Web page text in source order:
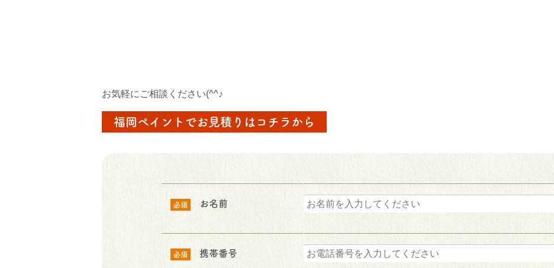
お気軽にご相談ください(^^♪
福岡ペイントでお見積りはコチラから
必須 お名前
必須 携帯番号